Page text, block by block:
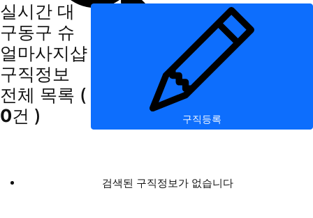
실시간 대
구동구 슈
얼마사지샵
구직정보
전체 목록 (
0건 ) 구직등록
검색된 구직정보가 없습니다